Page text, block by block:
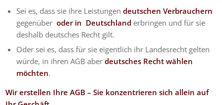
Sei es, dass sie ihre Leistungendeutschen Verbrauchern
gegenüber oder in Deutschland erbringen und für sie
deshalb deutsches Recht gilt.
Oder sei es, dass für sie eigentlich ihr Landesrecht gelten
würde, in ihren AGB aberdeutsches Recht wählen
möchten.
Wir erstellen Ihre AGB – Sie konzentrieren sich allein auf